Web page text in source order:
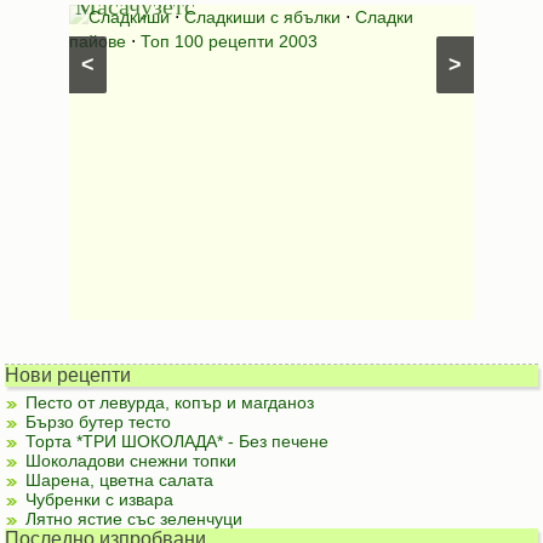
>
<
Сладкиши⋅Сладкиши с ябълки ⋅ Сладки
пайове ⋅ Топ 100 рецепти 2003
Нови рецепти
Песто от левурда, копър и магданоз
Бързо бутер тесто
Торта *ТРИ ШОКОЛАДА* - Без печене
Шоколадови снежни топки
Шарена, цветна салата
Чубренки с извара
Лятно ястие със зеленчуци
Последно изпробвани